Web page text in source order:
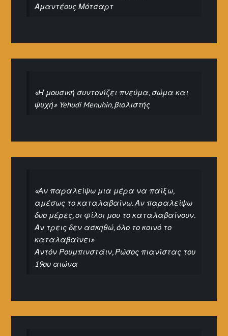
Αμαντέους Μότσαρτ
«Η μουσική συντονίζει πνεύμα, σώμα και
ψυχή» Yehudi Menuhin, βιολιστής
«Αν παραλείψω μια μέρα να παίξω,
αμέσως το καταλαβαίνω. Αν παραλείψω
δυο μέρες, οι φίλοι μου το καταλαβαίνουν.
Αν τρεις δεν ασκηθώ, όλο το κοινό το
καταλαβαίνει»
Αντόν Ρουμπινστάιν, Ρώσος πιανίστας του
19ου αιώνα